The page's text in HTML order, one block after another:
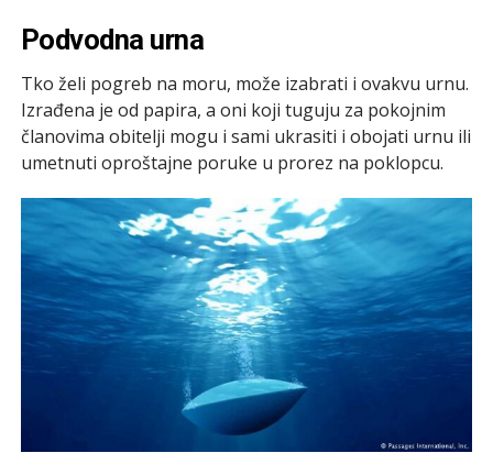
Podvodna urna
Tko želi pogreb na moru, može izabrati i ovakvu urnu.
Izrađena je od papira, a oni koji tuguju za pokojnim
članovima obitelji mogu i sami ukrasiti i obojati urnu ili
umetnuti oproštajne poruke u prorez na poklopcu.